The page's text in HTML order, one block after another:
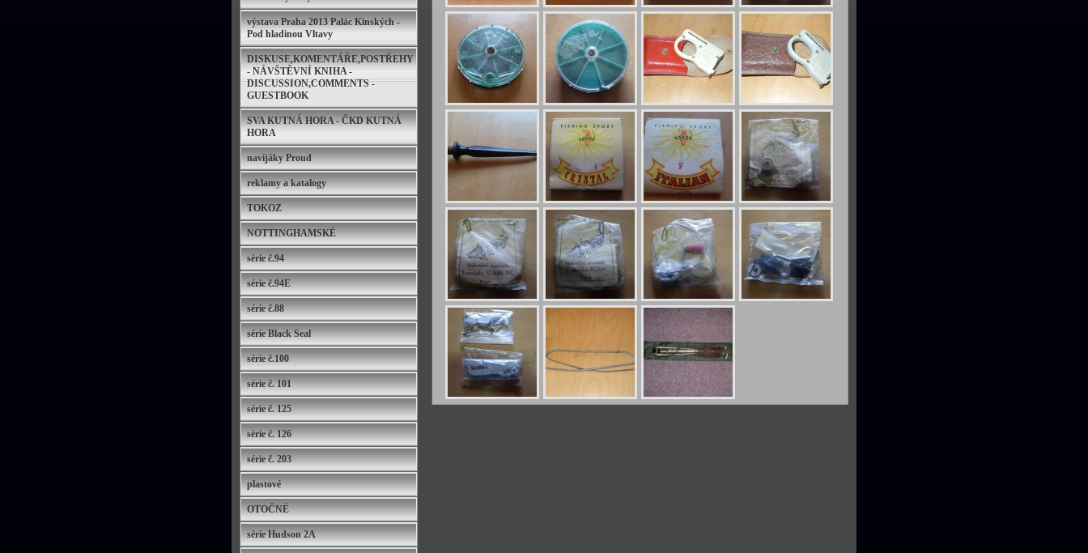
výstava Praha 2013 Palác Kinských -
Pod hladinou Vltavy
DISKUSE,KOMENTÁŘE,POSTŘEHY
- NÁVŠTĚVNÍ KNIHA -
DISCUSSION,COMMENTS -
GUESTBOOK
SVA KUTNÁ HORA - ČKD KUTNÁ
HORA
navijáky Proud
reklamy a katalogy
TOKOZ
NOTTINGHAMSKÉ
série č.94
série č.94E
série č.88
série Black Seal
série č.100
série č. 101
série č. 125
série č. 126
série č. 203
plastové
OTOČNÉ
série Hudson 2A